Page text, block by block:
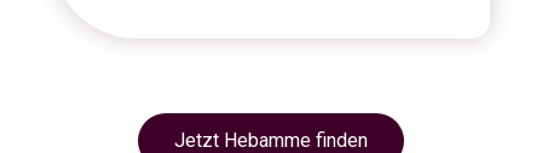
Jetzt Hebamme finden